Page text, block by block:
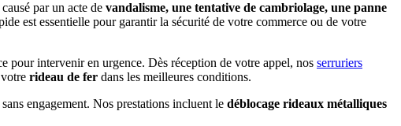
par un acte de vandalisme, une tentative de cambriolage, une panne
est essentielle pour garantir la sécurité de votre commerce ou de votre
pour intervenir en urgence. Dès réception de votre appel, nos serruriers
rideau de fer dans les meilleures conditions.
engagement. Nos prestations incluent le déblocage rideaux métalliques